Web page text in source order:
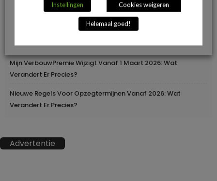
Geleidelijke Verhoging Van Loopbaanvoorwaarden
Europa Moderniseert Het Rijbewijs: Digitaal En
Grensoverschrijdend
Mijn VerbouwPremie Wijzigt Vanaf 1 Maart 2026: Wat
Verandert Er Precies?
Nieuwe Regels Voor Opzegtermijnen Vanaf 2026: Wat
Verandert Er Precies?
Advertentie
Instellingen Cookies weigeren
Helemaal goed!